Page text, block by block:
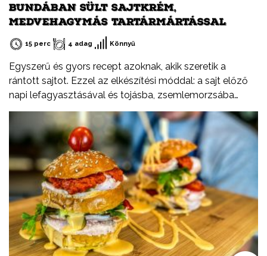
BUNDÁBAN SÜLT SAJTKRÉM,
MEDVEHAGYMÁS TARTÁRMÁRTÁSSAL
15 perc 4 adag Könnyű
Egyszerű és gyors recept azoknak, akik szeretik a
rántott sajtot. Ezzel az elkészítési móddal: a sajt előző
napi lefagyasztásával és tojásba, zsemlemorzsába
forgatással, a sajtunk biztosan nem fog sütés közben
kifolyni a bundából.